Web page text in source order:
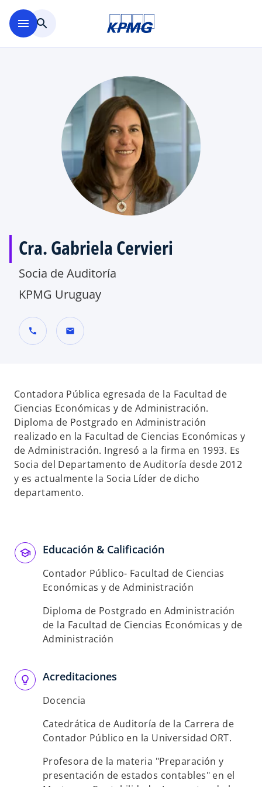
menu search
Cra. Gabriela Cervieri
Socia de Auditoría
KPMG Uruguay
call mail
Contadora Pública egresada de la Facultad de
Ciencias Económicas y de Administración.
Diploma de Postgrado en Administración
realizado en la Facultad de Ciencias Económicas y
de Administración. Ingresó a la firma en 1993. Es
Socia del Departamento de Auditoría desde 2012
y es actualmente la Socia Líder de dicho
departamento.
Educación & Calificación
Contador Público- Facultad de Ciencias
Económicas y de Administración
Diploma de Postgrado en Administración
de la Facultad de Ciencias Económicas y de
Administración
Acreditaciones
Docencia
Catedrática de Auditoría de la Carrera de
Contador Público en la Universidad ORT.
Profesora de la materia "Preparación y
presentación de estados contables" en el